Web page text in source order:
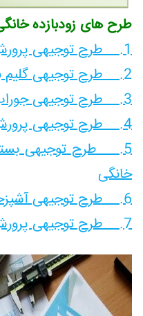
طرح های زودبازده
1. طرح توجیهی پرورش زالو
2. طرح توجیهی گلیم بافی
3. طرح توجیهی جوراب بافی
4. طرح توجیهی پرورش مرغ بومی
5. طرح توجیهی بسته
خانگی
6. طرح توجیهی آشپزخانه بیرون بر خانگی
7. طرح توجیهی پرورش قارچ